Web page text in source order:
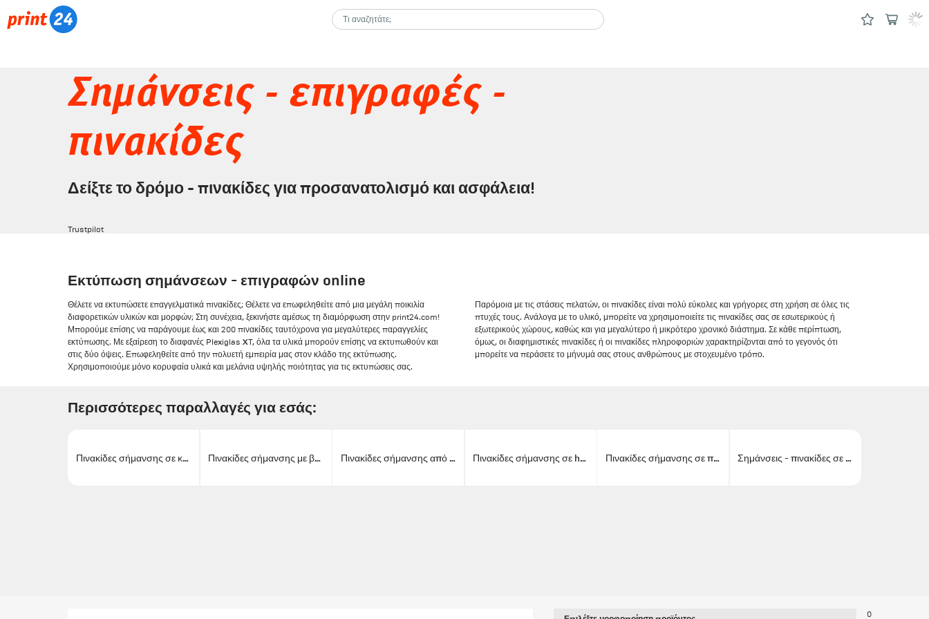
Σημάνσεις - επιγραφές -
πινακίδες
Δείξτε το δρόμο - πινακίδες για προσανατολισμό και ασφάλεια!
Trustpilot
Εκτύπωση σημάνσεων - επιγραφών online
Θέλετε να εκτυπώσετε επαγγελματικά πινακίδες; Θέλετε να επωφεληθείτε από μια μεγάλη ποικιλία
διαφορετικών υλικών και μορφών; Στη συνέχεια, ξεκινήστε αμέσως τη διαμόρφωση στην print24.com!
Μπορούμε επίσης να παράγουμε έως και 200 πινακίδες ταυτόχρονα για μεγαλύτερες παραγγελίες
εκτύπωσης. Με εξαίρεση το διαφανές Plexiglas XT, όλα τα υλικά μπορούν επίσης να εκτυπωθούν και
στις δύο όψεις. Επωφεληθείτε από την πολυετή εμπειρία μας στον κλάδο της εκτύπωσης.
Χρησιμοποιούμε μόνο κορυφαία υλικά και μελάνια υψηλής ποιότητας για τις εκτυπώσεις σας.
Παρόμοια με τις στάσεις πελατών, οι πινακίδες είναι πολύ εύκολες και γρήγορες στη χρήση σε όλες τις
πτυχές τους. Ανάλογα με το υλικό, μπορείτε να χρησιμοποιείτε τις πινακίδες σας σε εσωτερικούς ή
εξωτερικούς χώρους, καθώς και για μεγαλύτερο ή μικρότερο χρονικό διάστημα. Σε κάθε περίπτωση,
όμως, οι διαφημιστικές πινακίδες ή οι πινακίδες πληροφοριών χαρακτηρίζονται από το γεγονός ότι
μπορείτε να περάσετε το μήνυμά σας στους ανθρώπους με στοχευμένο τρόπο.
Περισσότερες παραλλαγές για εσάς:
Πινακίδες σήμανσης σε κυψελωτό φύλλο Πινακίδες σήμανσης με βεντούζες Πινακίδες σήμανσης από light foam board Πινακίδες σήμανσης σε hard foam board Πινακίδες σήμανσης σε πάνελ αλουμινίου Aludibond Σημάνσεις - πινακίδες σε πλέξιγκλας
0